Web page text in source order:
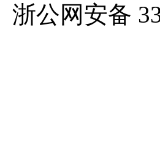
浙公网安备